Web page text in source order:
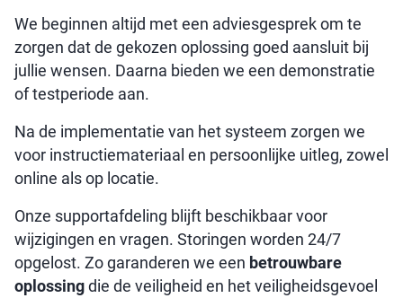
We beginnen altijd met een adviesgesprek om te
zorgen dat de gekozen oplossing goed aansluit bij
jullie wensen. Daarna bieden we een demonstratie
of testperiode aan.
Na de implementatie van het systeem zorgen we
voor instructiemateriaal en persoonlijke uitleg, zowel
online als op locatie.
Onze supportafdeling blijft beschikbaar voor
wijzigingen en vragen. Storingen worden 24/7
opgelost. Zo garanderen we een betrouwbare
oplossingdie de veiligheid en het veiligheidsgevoel